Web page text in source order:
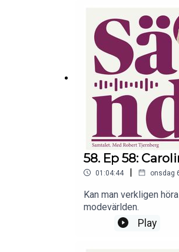
58. Ep 58:
01:04:44 | onsdag
Kan man verkligen
modevärlden.
Play